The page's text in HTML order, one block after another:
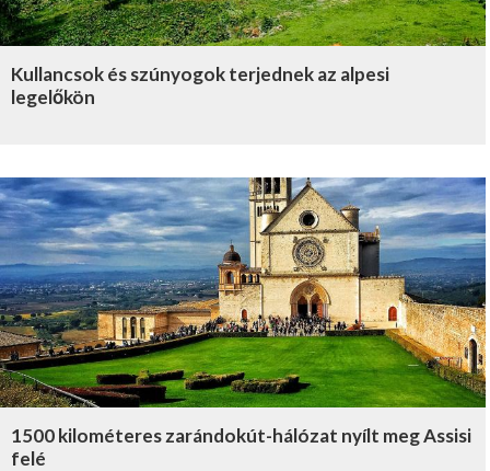
Kullancsok és szúnyogok terjednek az alpesi
legelőkön
1500 kilométeres zarándokút-hálózat nyílt meg Assisi
felé